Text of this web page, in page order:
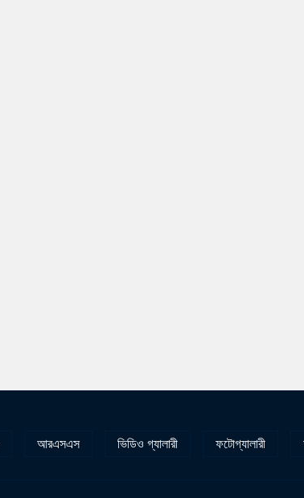
আরএসএস ভিডিও গ্যালারী ফটোগ্যালারী